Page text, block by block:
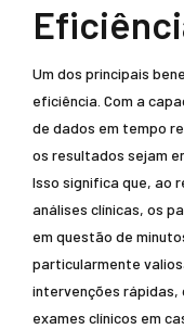
Um dos principais
eficiência. Com a
de dados em tempo
os resultados sejam
Isso significa que, ao
análises clínicas, os
em questão de
particularmente
intervenções rápidas,
exames clínicos em